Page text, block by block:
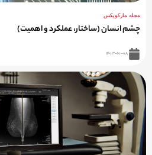
مجله مارکوپکس
چشم انسان (ساختار، عملکرد و اهمیت)